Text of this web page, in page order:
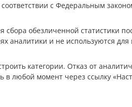
к
с Федеральным
сбора обезличенной статистики
аналитики и не используются
категории. Отказ от
в любой момент через ссылку